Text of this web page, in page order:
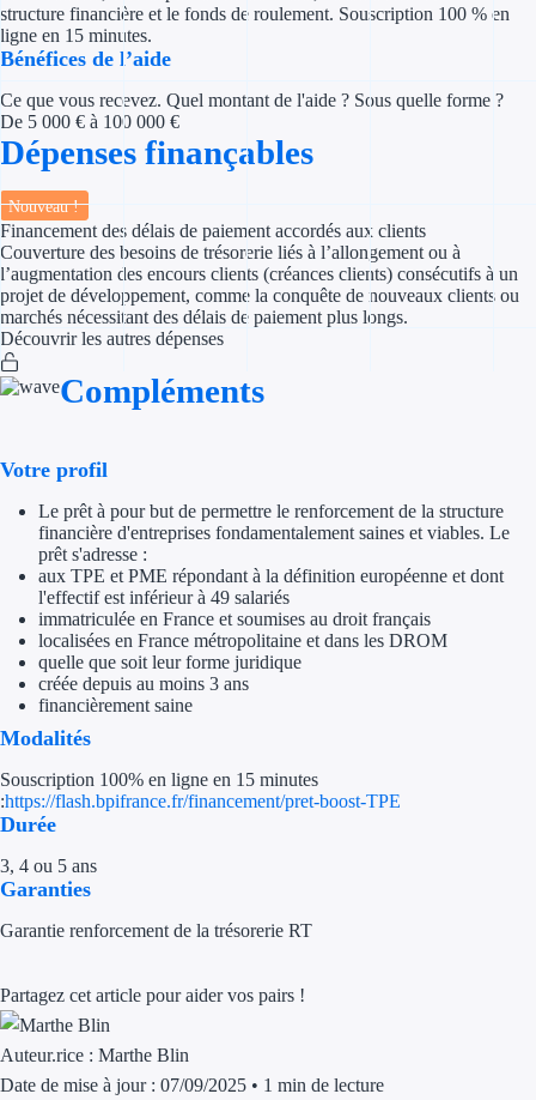
Aides sans
Concours
Investir dans
Aides Fiscales et
Prêts publics
Prêt
Prêt
structure financière et le fonds de roulement. Souscription 100 % en
ligne en 15 minutes.
Bénéfices de l’aide
Ce que vous recevez. Quel montant de l'aide ? Sous quelle forme ?
De 5 000 € à 100 000 €
Dépenses finançables
Nouveau !
Financement des délais de paiement accordés aux clients
Couverture des besoins de trésorerie liés à l’allongement ou à
l’augmentation des encours clients (créances clients) consécutifs à un
projet de développement, comme la conquête de nouveaux clients ou
marchés nécessitant des délais de paiement plus longs.
Découvrir les autres dépenses
Compléments
Votre profil
Le prêt à pour but de permettre le renforcement de la structure
financière d'entreprises fondamentalement saines et viables. Le
prêt s'adresse :
aux TPE et PME répondant à la définition européenne et dont
l'effectif est inférieur à 49 salariés
immatriculée en France et soumises au droit français
localisées en France métropolitaine et dans les DROM
quelle que soit leur forme juridique
créée depuis au moins 3 ans
financièrement saine
Modalités
Souscription 100% en ligne en 15 minutes
:https://flash.bpifrance.fr/financement/pret-boost-TPE
Durée
3, 4 ou 5 ans
Garanties
Garantie renforcement de la trésorerie RT
Partagez cet article pour aider vos pairs !
Auteur.rice : Marthe Blin
Date de mise à jour : 07/09/2025 • 1 min de lecture